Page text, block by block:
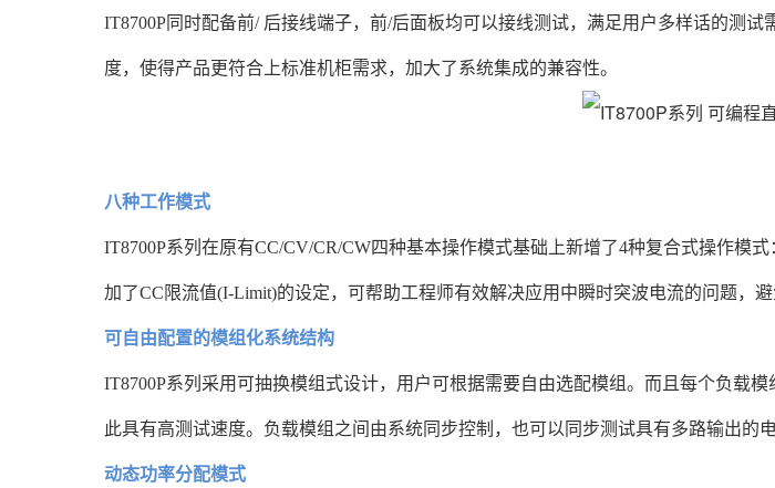
IT8700P同时配备前/ 后接线端子，前/后面板均可以接线测试，满足用户多样话的测
度，使得产品更符合上标准机柜需求，加大了系统集成的兼容性。
八种工作模式
IT8700P系列在原有CC/CV/CR/CW四种基本操作模式基础上新增了4种复合式操作模
加了CC限流值(I-Limit)的设定，可帮助工程师有效解决应用中瞬时突波电流的问题，
可自由配置的模组化系统结构
IT8700P系列采用可抽换模组式设计，用户可根据需要自由选配模组。而且每个负载
此具有高测试速度。负载模组之间由系统同步控制，也可以同步测试具有多路输出的电
动态功率分配模式